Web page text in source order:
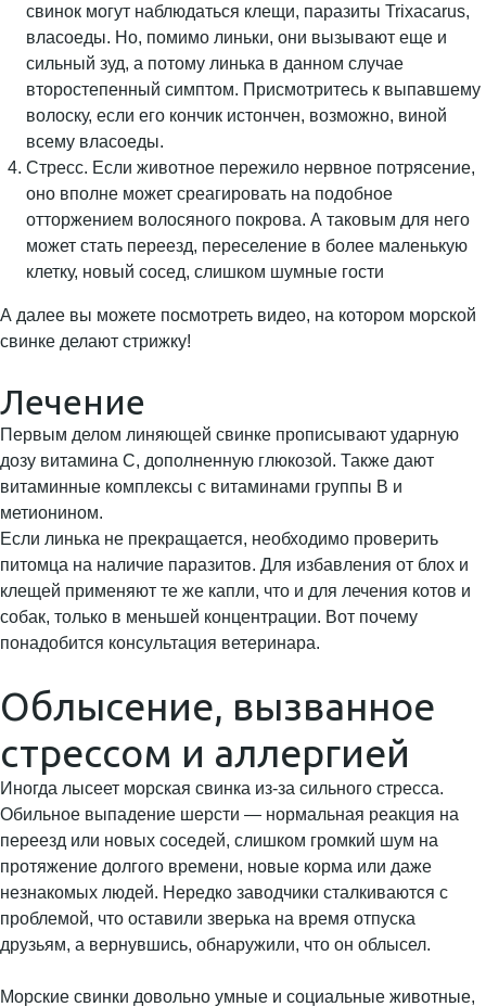
свинок могут наблюдаться клещи, паразиты Trixacarus,
власоеды. Но, помимо линьки, они вызывают еще и
сильный зуд, а потому линька в данном случае
второстепенный симптом. Присмотритесь к выпавшему
волоску, если его кончик истончен, возможно, виной
всему власоеды.
Стресс. Если животное пережило нервное потрясение,
оно вполне может среагировать на подобное
отторжением волосяного покрова. А таковым для него
может стать переезд, переселение в более маленькую
клетку, новый сосед, слишком шумные гости
А далее вы можете посмотреть видео, на котором морской
свинке делают стрижку!
Лечение
Первым делом линяющей свинке прописывают ударную
дозу витамина С, дополненную глюкозой. Также дают
витаминные комплексы с витаминами группы В и
метионином.
Если линька не прекращается, необходимо проверить
питомца на наличие паразитов. Для избавления от блох и
клещей применяют те же капли, что и для лечения котов и
собак, только в меньшей концентрации. Вот почему
понадобится консультация ветеринара.
Облысение, вызванное
стрессом и аллергией
Иногда лысеет морская свинка из-за сильного стресса.
Обильное выпадение шерсти — нормальная реакция на
переезд или новых соседей, слишком громкий шум на
протяжение долгого времени, новые корма или даже
незнакомых людей. Нередко заводчики сталкиваются с
проблемой, что оставили зверька на время отпуска
друзьям, а вернувшись, обнаружили, что он облысел.
Морские свинки довольно умные и социальные животные,